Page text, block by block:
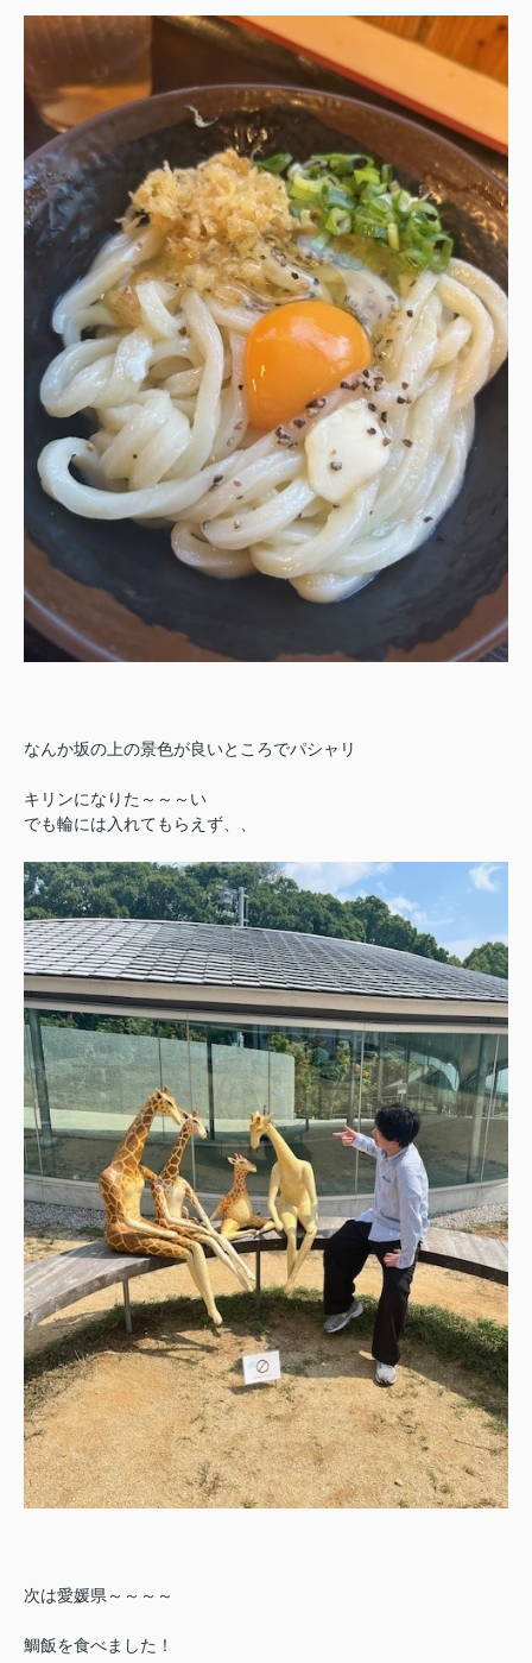
なんか坂の上の景色が良いところでパシャリ
キリンになりた～～～い
でも輪には入れてもらえず、、
次は愛媛県～～～～
鯛飯を食べました！